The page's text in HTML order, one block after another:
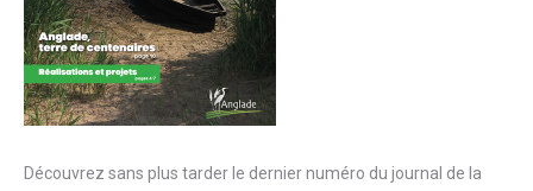
Découvrez sans plus tarder le dernier numéro du journal de la